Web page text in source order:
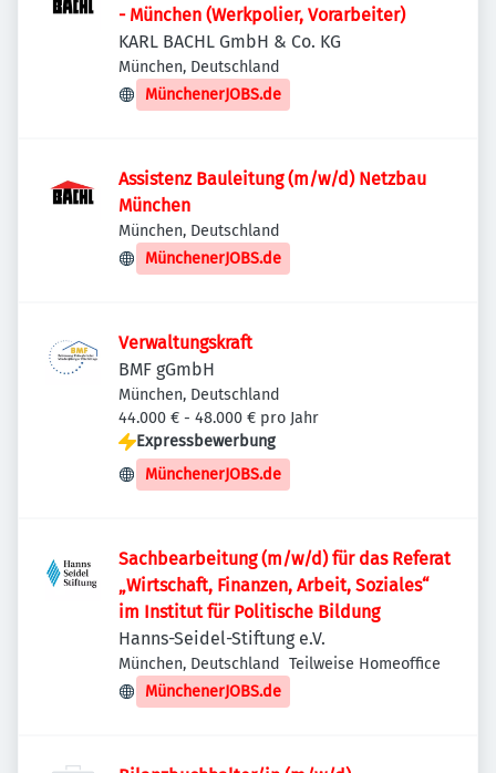
- München (Werkpolier, Vorarbeiter)
KARL BACHL GmbH & Co. KG
München, Deutschland
MünchenerJOBS.de
Assistenz Bauleitung (m/w/d) Netzbau
München
München, Deutschland
MünchenerJOBS.de
Verwaltungskraft
BMF gGmbH
München, Deutschland
44.000 € - 48.000 € pro Jahr
Expressbewerbung
MünchenerJOBS.de
Sachbearbeitung (m/w/d) für das Referat
„Wirtschaft, Finanzen, Arbeit, Soziales“
im Institut für Politische Bildung
Hanns-Seidel-Stiftung e.V.
München, Deutschland
Teilweise Homeoffice
MünchenerJOBS.de